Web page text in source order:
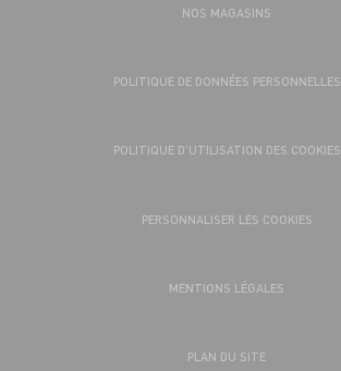
NOS MAGASINS
POLITIQUE DE DONNÉES PERSONNELLES
POLITIQUE D’UTILISATION DES COOKIES
PERSONNALISER LES COOKIES
MENTIONS LÉGALES
PLAN DU SITE